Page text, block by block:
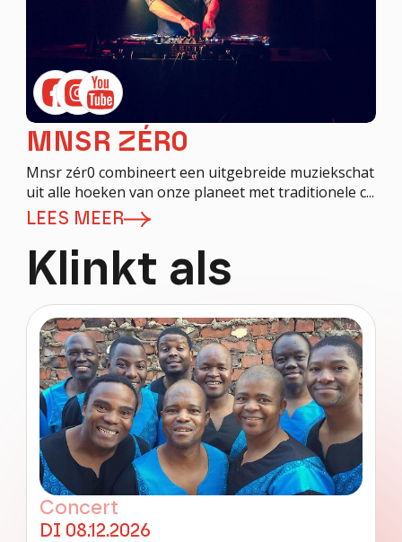
MNSR ZÉR0
Mnsr zér0 combineert een uitgebreide muziekschat
uit alle hoeken van onze planeet met traditionele c...
LEES MEER
Klinkt als
Concert
DI 08.12.2026